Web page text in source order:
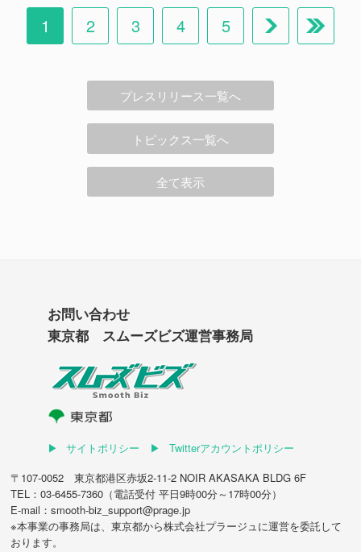
1 2 3 4 5
プレスリリース一覧へ
トピックス一覧へ
全て表示
お問い合わせ
東京都 スムーズビズ運営事務局
サイトポリシー
Twitterアカウントポリシー
〒107-0052 東京都港区赤坂2-11-2 NOIR AKASAKA BLDG 6F
TEL：03-6455-7360（電話受付 平日9時00分～17時00分）
E-mail：smooth-biz_support@prage.jp
※本事業の事務局は、東京都から株式会社プラージュ に運営を委託して
おります。